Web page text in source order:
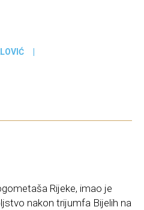
|
Rijeke, imao je
nakon trijumfa Bijelih na